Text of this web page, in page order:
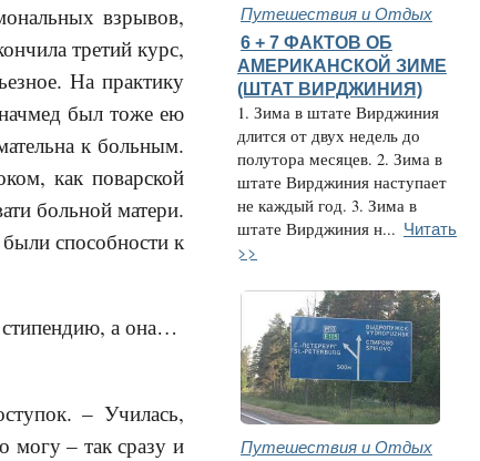
взрывов,
третий курс,
На практику
был тоже ею
к больным.
как поварской
больной матери.
способности к
стипендию, а она…
– Училась,
могу – так сразу и
Путешествия и Отдых
6 + 7 ФАКТОВ ОБ
АМЕРИКАНСКОЙ ЗИМЕ
(ШТАТ ВИРДЖИНИЯ)
1. Зима в штате Вирджиния
длится от двух недель до
полутора месяцев. 2. Зима в
штате Вирджиния наступает
не каждый год. 3. Зима в
штате Вирджиния н... Читать
>>
Путешествия и Отдых